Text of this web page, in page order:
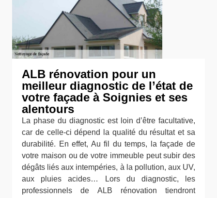
ALB rénovation pour un
meilleur diagnostic de l’état de
votre façade à Soignies et ses
alentours
La phase du diagnostic est loin d’être facultative,
car de celle-ci dépend la qualité du résultat et sa
durabilité. En effet, Au fil du temps, la façade de
votre maison ou de votre immeuble peut subir des
dégâts liés aux intempéries, à la pollution, aux UV,
aux pluies acides… Lors du diagnostic, les
professionnels de ALB rénovation tiendront